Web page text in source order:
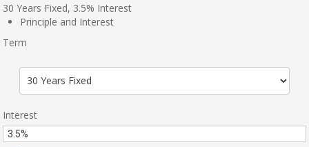
30 Years Fixed, 3.5% Interest
Principle and Interest
Term
Interest